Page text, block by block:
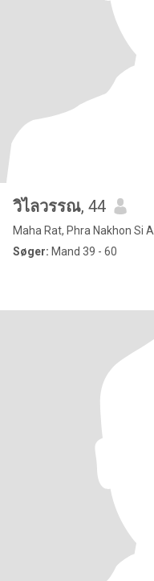
วิไลวรรณ, 44
Maha Rat, Phra Nakhon Si
Søger: Mand 39 - 60